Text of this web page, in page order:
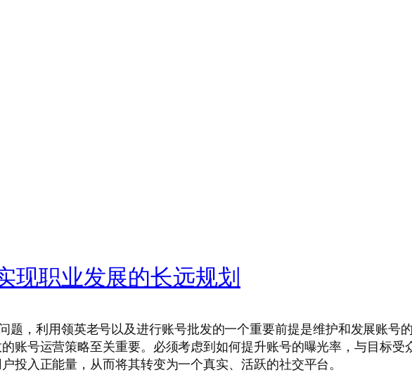
现职业发展的长远规划
题，利用领英老号以及进行账号批发的一个重要前提是维护和发展账号
账号运营策略至关重要。必须考虑到如何提升账号的曝光率，与目标
投入正能量，从而将其转变为一个真实、活跃的社交平台。